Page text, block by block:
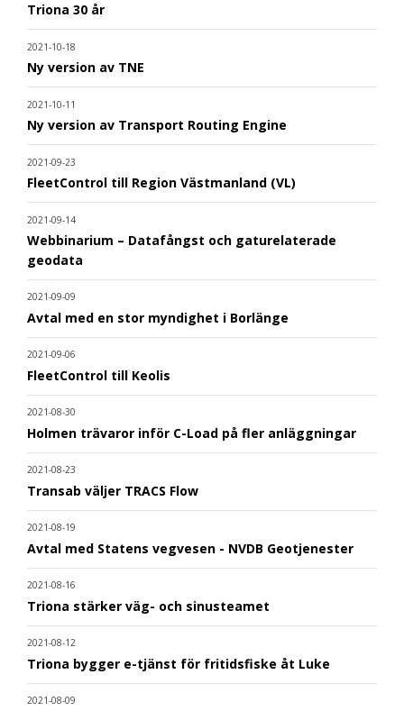
Triona 30 år
2021-10-18
Ny version av TNE
2021-10-11
Ny version av Transport Routing Engine
2021-09-23
FleetControl till Region Västmanland (VL)
2021-09-14
Webbinarium – Datafångst och gaturelaterade
geodata
2021-09-09
Avtal med en stor myndighet i Borlänge
2021-09-06
FleetControl till Keolis
2021-08-30
Holmen trävaror inför C-Load på fler anläggningar
2021-08-23
Transab väljer TRACS Flow
2021-08-19
Avtal med Statens vegvesen - NVDB Geotjenester
2021-08-16
Triona stärker väg- och sinusteamet
2021-08-12
Triona bygger e-tjänst för fritidsfiske åt Luke
2021-08-09